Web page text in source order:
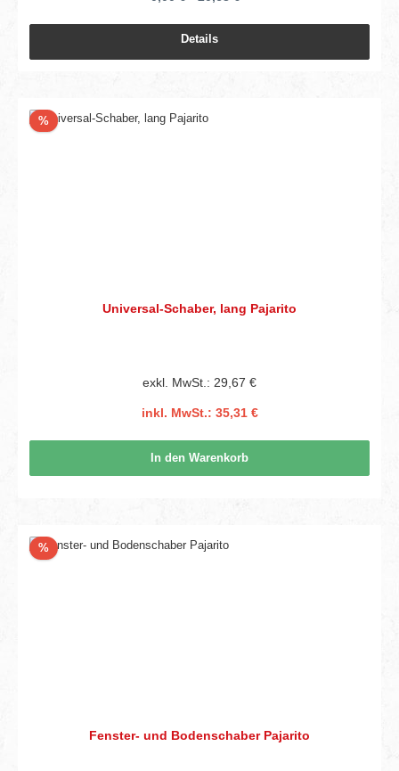
Details
%Rabatt
Universal-Schaber, lang Pajarito
exkl. MwSt.: 29,67 €
inkl. MwSt.: 35,31 €
In den Warenkorb
%Rabatt
Fenster- und Bodenschaber Pajarito